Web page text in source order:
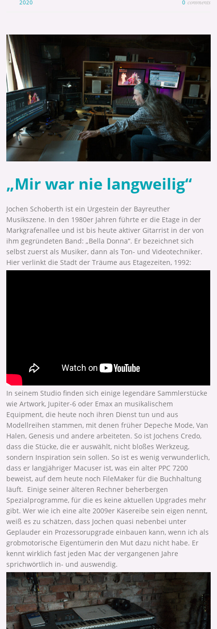
2020 0 comments
„Mir war nie langweilig“
Jochen Schoberth ist ein Urgestein der Bayreuther
Musikszene. In den 1980er Jahren führte er die Etage in der
Markgrafenallee und ist bis heute aktiver Gitarrist in der von
ihm gegründeten Band: „Bella Donna“. Er bezeichnet sich
selbst zuerst als Musiker, dann als Ton- und Videotechniker.
Hier verlinkt die Stadt der Träume aus Etagezeiten, 1992:
In seinem Studio finden sich einige legendäre Sammlerstücke
wie Artwork, Jupiter-6 oder Emax an musikalischem
Equipment, die heute noch ihren Dienst tun und aus
Modellreihen stammen, mit denen früher Depeche Mode, Van
Halen, Genesis und andere arbeiteten. So ist Jochens Credo,
dass die Stücke, die er auswählt, nicht bloßes Werkzeug,
sondern Inspiration sein sollen. So ist es wenig verwunderlich,
dass er langjähriger Macuser ist, was ein alter PPC 7200
beweist, auf dem heute noch FileMaker für die Buchhaltung
läuft. Einige seiner älteren Rechner beherbergen
Spezialprogramme, für die es keine aktuellen Upgrades mehr
gibt. Wer wie ich eine alte 2009er Käsereibe sein eigen nennt,
weiß es zu schätzen, dass Jochen quasi nebenbei unter
Geplauder ein Prozessorupgrade einbauen kann, wenn ich als
grobmotorische Eigentümerin den Mut dazu nicht habe. Er
kennt wirklich fast jeden Mac der vergangenen Jahre
sprichwörtlich in- und auswendig.